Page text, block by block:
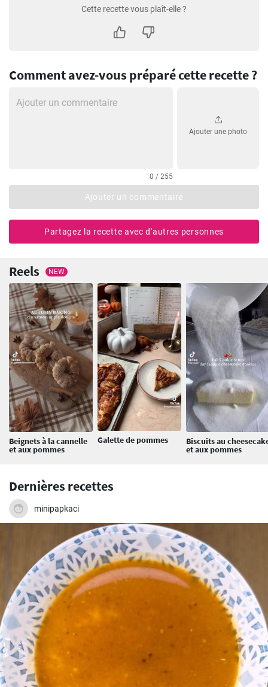
Cette recette vous plaît-elle ?
Comment avez-vous préparé cette recette ?
0 / 255
Ajouter une photo
Ajouter un commentaire
Partagez la recette avec d'autres personnes
Reels NEW
Beignets à la cannelle
et aux pommes
Galette de pommes Biscuits au
et aux pommes
Dernières recettes
minipapkaci